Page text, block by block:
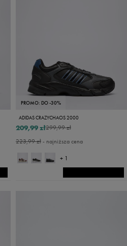
PROMO: DO -30%
ADIDAS CRAZYCHAOS 2000
299,99 zł
209,99 zł
223,99 zł- najniższa cena
+ 1